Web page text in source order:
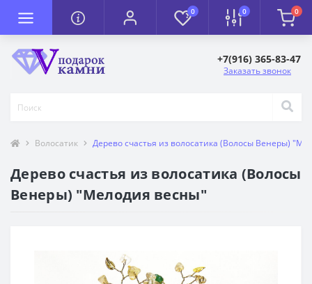
0 0 0
+7(916) 365-83-47
Заказать звонок
Волосатик Дерево счастья из волосатика (Волосы Венеры)
Дерево счастья из волосатика (Волосы
Венеры) "Мелодия весны"